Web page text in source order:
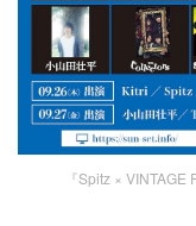
『Spitz ×